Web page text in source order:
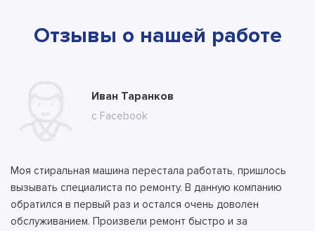
Отзывы о нашей работе
Юлия Долгополова
с сайта
Иван Таранков
с Facebook
Моя стиральная машина перестала работать, пришлось
вызывать специалиста по ремонту. В данную компанию
обратился в первый раз и остался очень доволен
обслуживанием. Произвели ремонт быстро и за
Ксения Абрамова
с сайта
Алла
с сайта
Тимур
с сайта
Андрей
с ВК
Илья
с ВК
Антон
с сайта